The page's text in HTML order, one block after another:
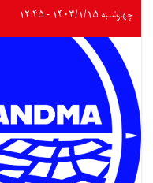
چهارشنبه ۱۴۰۳/۱/۱۵ - ۱۲:۴۵